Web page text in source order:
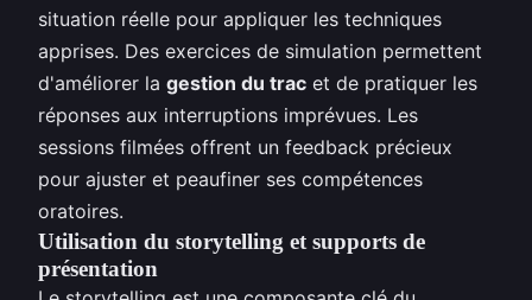
situation réelle pour appliquer les techniques
apprises. Des exercices de simulation permettent
d'améliorer la gestion du trac et de pratiquer les
réponses aux interruptions imprévues. Les
sessions filmées offrent un feedback précieux
pour ajuster et peaufiner ses compétences
oratoires.
Utilisation du storytelling et supports de
présentation